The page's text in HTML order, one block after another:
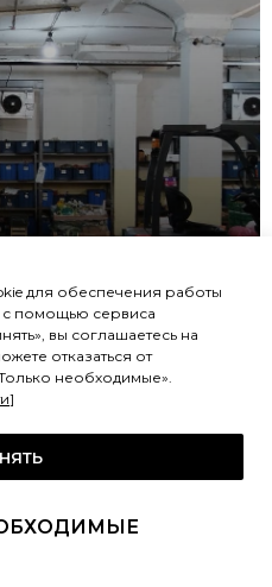
для обеспечения работы
с помощью сервиса
вы соглашаетесь на
отказаться от
необходимые».
]